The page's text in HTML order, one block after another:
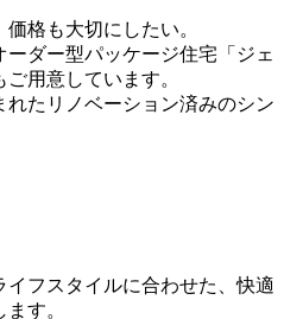
格も大切にしたい。
ダー型パッケージ住宅「ジェ
用意しています。
フスタイルに合わせた、快適
す。